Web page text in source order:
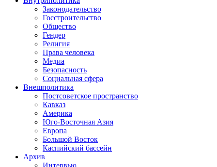
Законодательство
Госстроительство
Общество
Гендер
Религия
Права человека
Медиа
Безопасность
Социальная сфера
Внешполитика
Постсоветское пространство
Кавказ
Америка
Юго-Восточная Азия
Европа
Большой Восток
Каспийский бассейн
Архив
Интервью